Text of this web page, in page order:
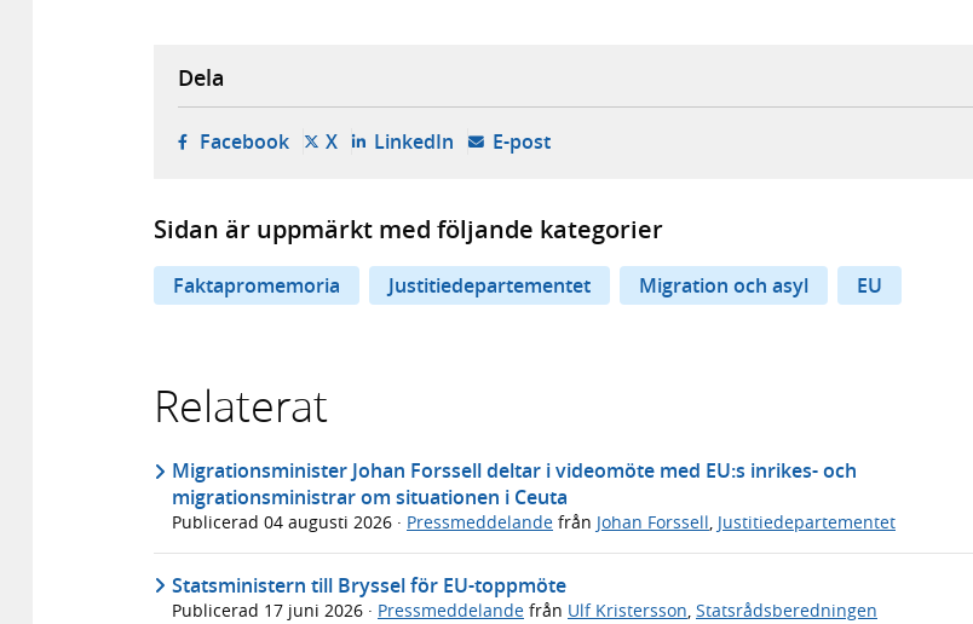
Dela
Facebook- öppnas i ny flik, extern webbplats,
X- öppnas i ny flik, extern webbplats,
LinkedIn- öppnas i ny flik, extern webbplats,
E-post- öppnar din e-postklient,
Sidan är uppmärkt med följande kategorier
Faktapromemoria Justitiedepartementet Migration och asyl EU
Relaterat
Migrationsminister Johan Forssell deltar i videomöte med EU:s inrikes- och
migrationsministrar om situationen i Ceuta
Publicerad 04 augusti 2026 · Pressmeddelande från Johan Forssell, Justitiedepartementet
Statsministern till Bryssel för EU-toppmöte
Publicerad 17 juni 2026 · Pressmeddelande från Ulf Kristersson, Statsrådsberedningen